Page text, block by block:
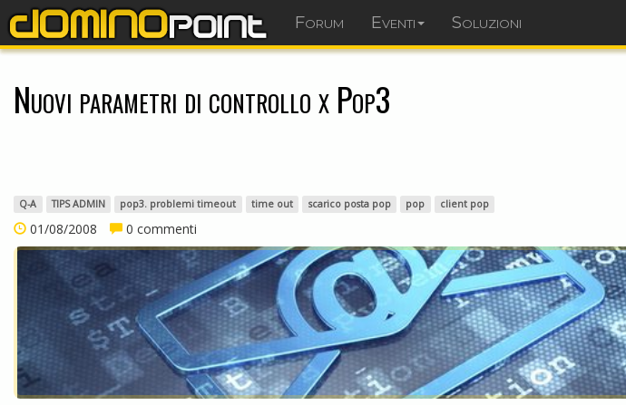
Forum Eventi Soluzioni
Nuovi parametri di controllo x Pop3
Q-A TIPS ADMIN pop3. problemi timeout time out scarico posta pop pop client pop
01/08/2008 0 commenti